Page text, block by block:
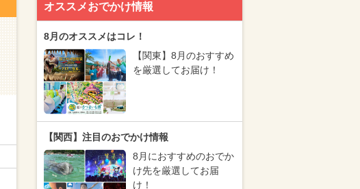
オススメおでかけ情報
8月のオススメはコレ！
【関東】8月のおすすめ
を厳選してお届け！
【関西】注目のおでかけ情報
8月におすすめのおでか
け先を厳選してお届
け！